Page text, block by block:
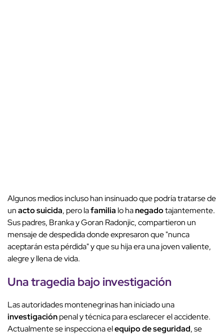
Algunos medios incluso han insinuado que podría tratarse de
unacto suicida, pero lafamilia lo hanegadotajantemente.
Sus padres, Branka y Goran Radonjic, compartieron un
mensaje de despedida donde expresaron que "nunca
aceptarán esta pérdida" y que su hija era una joven valiente,
alegre y llena de vida.
Una tragedia bajoinvestigación
Las autoridades montenegrinas han iniciado una
investigaciónpenal y técnica para esclarecer el accidente.
Actualmente se inspecciona elequipo de seguridad, se